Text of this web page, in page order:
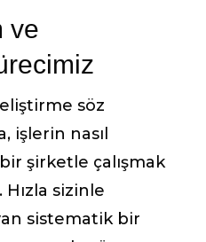
ve
söz
işlerin nasıl
şirketle çalışmak
sizinle
sistematik bir